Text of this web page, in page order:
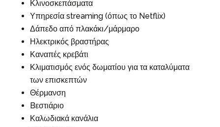
Κλινοσκεπάσματα
Υπηρεσία streaming (όπως το Netflix)
Δάπεδο από πλακάκι/μάρμαρο
Ηλεκτρικός βραστήρας
Καναπές κρεβάτι
Κλιματισμός ενός δωματίου για τα καταλύματα
των επισκεπτών
Θέρμανση
Bεστιάριο
Καλωδιακά κανάλια